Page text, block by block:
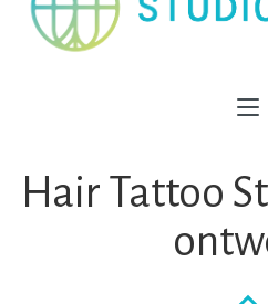
Hair Tattoo